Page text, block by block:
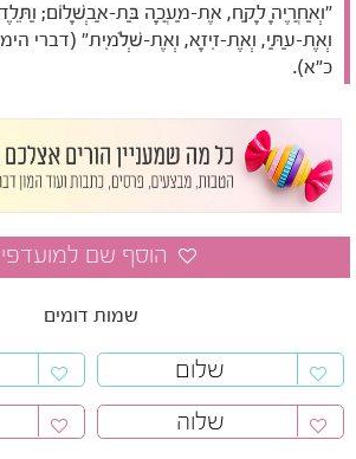
"וְאַחֲרֶיהָ לָקַח, אֶת-מַעֲכָה בַּת-אַבְשָׁלוֹם;
וְאֶת-עַתַּי, וְאֶת-זִיזָא, וְאֶת-שְׁלֹמִית" (דברי
כ"א).
שמות דומים
שלום
שלוה